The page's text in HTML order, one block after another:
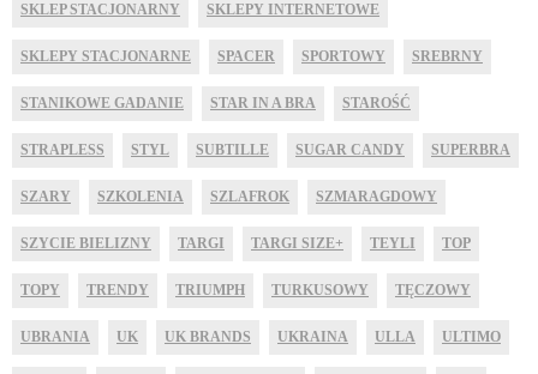
SKLEP STACJONARNY SKLEPY INTERNETOWE
SKLEPY STACJONARNE SPACER SPORTOWY SREBRNY
STANIKOWE GADANIE STAR IN A BRA STAROŚĆ
STRAPLESS STYL SUBTILLE SUGAR CANDY SUPERBRA
SZARY SZKOLENIA SZLAFROK SZMARAGDOWY
SZYCIE BIELIZNY TARGI TARGI SIZE+ TEYLI TOP
TOPY TRENDY TRIUMPH TURKUSOWY TĘCZOWY
UBRANIA UK UK BRANDS UKRAINA ULLA ULTIMO